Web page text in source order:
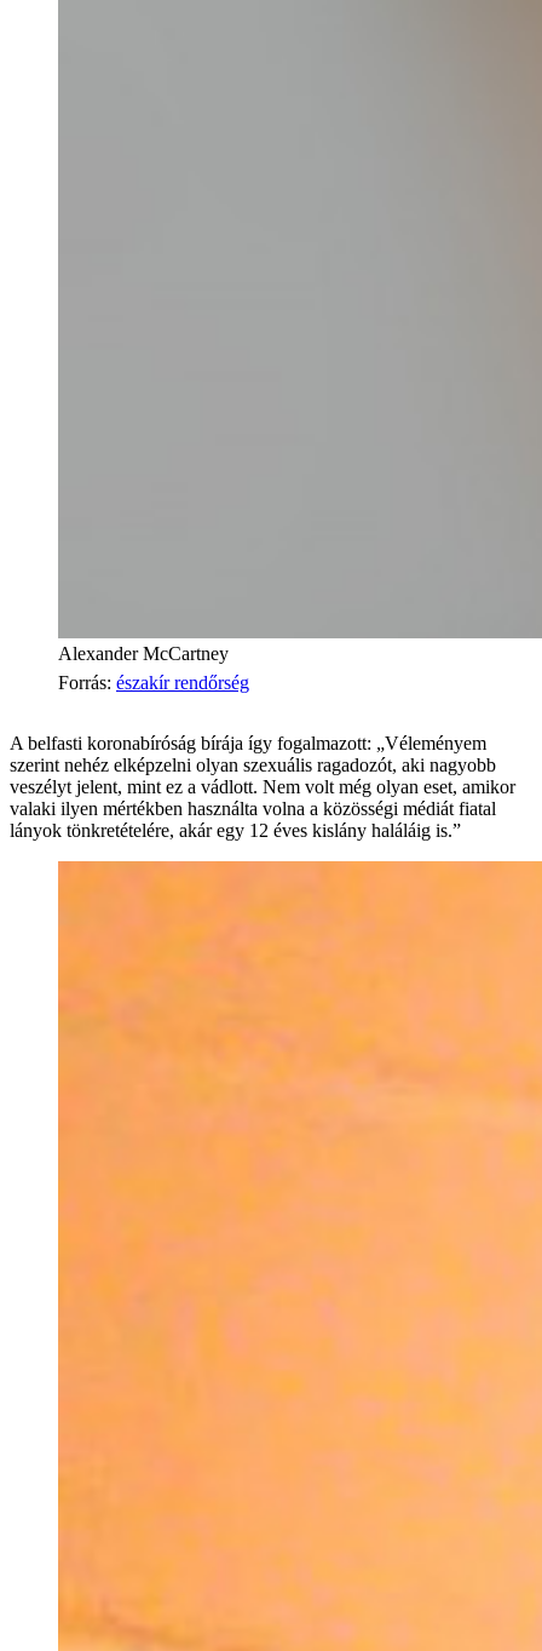
Alexander McCartney
Forrás: északír rendőrség
A belfasti koronabíróság bírája így fogalmazott: „Véleményem
szerint nehéz elképzelni olyan szexuális ragadozót, aki nagyobb
veszélyt jelent, mint ez a vádlott. Nem volt még olyan eset, amikor
valaki ilyen mértékben használta volna a közösségi médiát fiatal
lányok tönkretételére, akár egy 12 éves kislány haláláig is.”